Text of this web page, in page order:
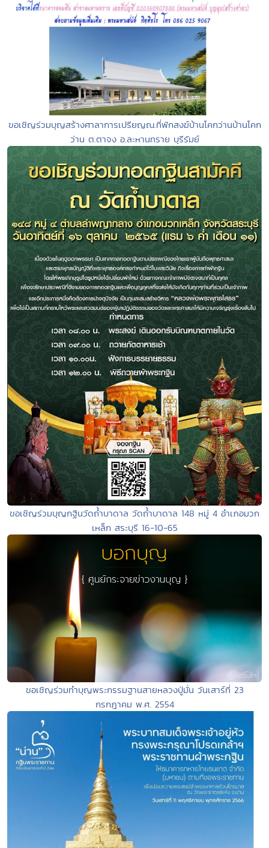
ขอเชิญร่วมบุญสร้างศาลาการเปรียญณ.ที่พักสงฆ์บ้านโคกว่านบ้านโคก
ว่าน ต.ตาจง อ.ละหานทราย บุรีรัมย์
ขอเชิญร่วมบุญกฐินวัดถ้ำบาดาล วัดถ้ำบาดาล 148 หมู่ 4 อำเภอมวก
เหล็ก สระบุรี 16-10-65
ขอเชิญร่วมทำบุญพระกรรมฐานสายหลวงปู่มั่น วันเสาร์ที่ 23
กรกฎาคม พ.ศ. 2554